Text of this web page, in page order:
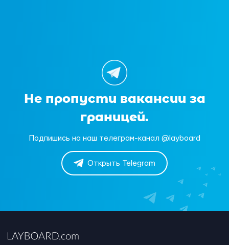
Не пропусти вакансии за
границей.
Подпишись на наш телеграм-канал @layboard
Открыть Telegram